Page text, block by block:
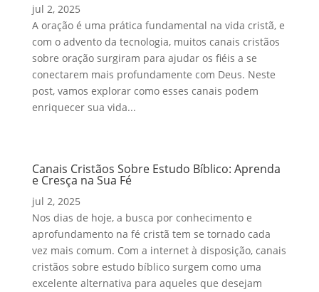
jul 2, 2025
A oração é uma prática fundamental na vida cristã, e
com o advento da tecnologia, muitos canais cristãos
sobre oração surgiram para ajudar os fiéis a se
conectarem mais profundamente com Deus. Neste
post, vamos explorar como esses canais podem
enriquecer sua vida...
Canais Cristãos Sobre Estudo Bíblico: Aprenda
e Cresça na Sua Fé
jul 2, 2025
Nos dias de hoje, a busca por conhecimento e
aprofundamento na fé cristã tem se tornado cada
vez mais comum. Com a internet à disposição, canais
cristãos sobre estudo bíblico surgem como uma
excelente alternativa para aqueles que desejam